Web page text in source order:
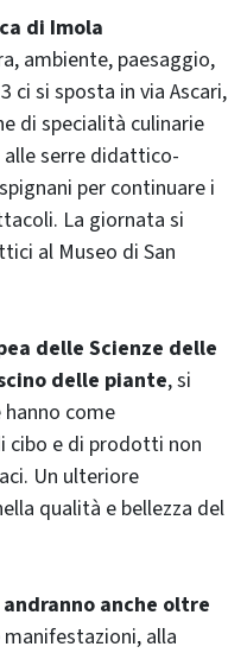
di Imola
ambiente, paesaggio,
ci si sposta in via Ascari,
di specialità culinarie
alle serre didattico-
per continuare i
La giornata si
al Museo di San
delle Scienze delle
delle piante, si
come
cibo e di prodotti non
Un ulteriore
qualità e bellezza del
anche oltre
alla